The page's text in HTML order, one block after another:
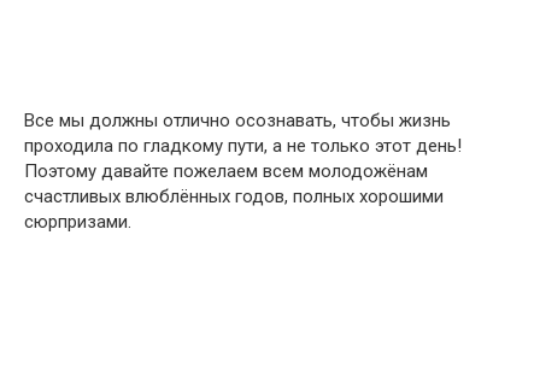
Все мы должны отлично осознавать, чтобы жизнь
проходила по гладкому пути, а не только этот день!
Поэтому давайте пожелаем всем молодожёнам
счастливых влюблённых годов, полных хорошими
сюрпризами.